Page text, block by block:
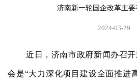
济南新一轮国企改革主
2024-03-29
近日，济南市政府新闻办召
会是“大力深化项目建设全面推进